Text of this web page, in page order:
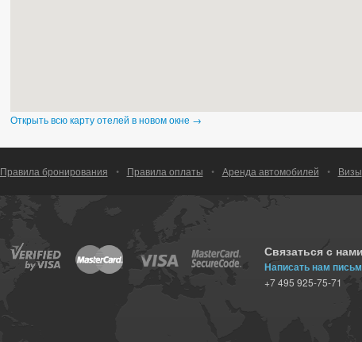
Открыть всю карту отелей в новом окне →
Правила бронирования • Правила оплаты • Аренда автомобилей • Визы
Связаться с нами
Написать нам
+7 495 925-75-71